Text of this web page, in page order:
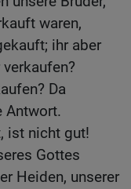
waren,
ihr aber
Da
Antwort.
ist nicht gut!
Gottes
Heiden, unserer